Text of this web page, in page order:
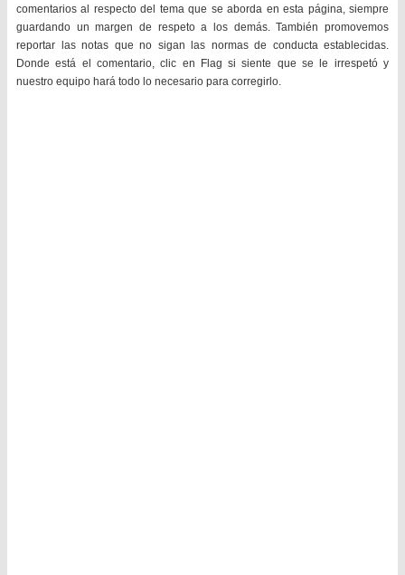
comentarios al respecto del tema que se aborda en esta página, siempre
guardando un margen de respeto a los demás. También promovemos
reportar las notas que no sigan las normas de conducta establecidas.
Donde está el comentario, clic en Flag si siente que se le irrespetó y
nuestro equipo hará todo lo necesario para corregirlo.